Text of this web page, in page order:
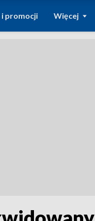
i promocji Więcej